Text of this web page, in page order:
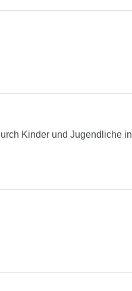
Kinder und Jugendliche in